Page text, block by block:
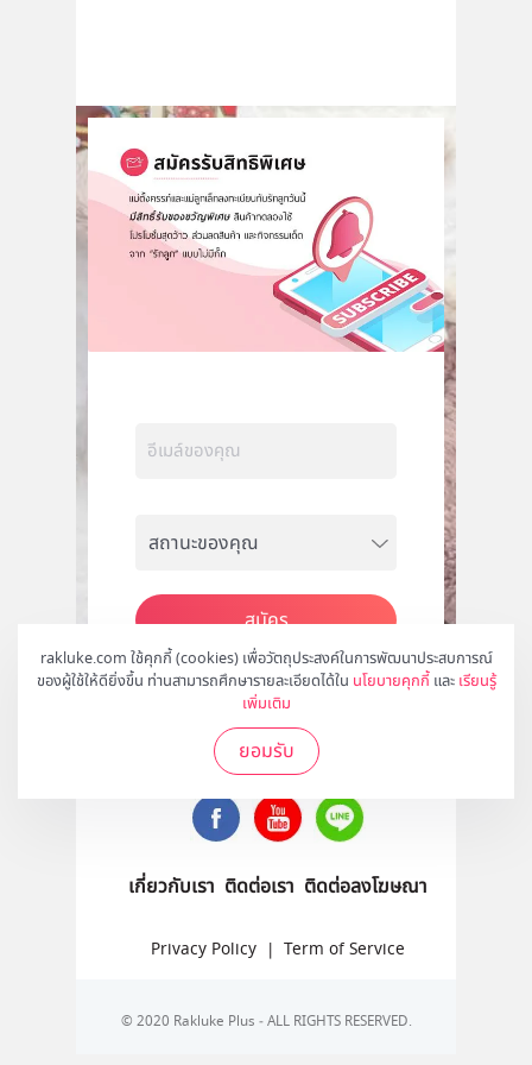
rakluke.com ใช้คุกกี้ (cookies) เพื่อวัตถุประสงค์ในการพัฒนาประสบการณ์
ของผู้ใช้ให้ดียิ่งขึ้น ท่านสามารถศึกษารายละเอียดได้ใน นโยบายคุกกี้ และ เรียนรู้
เพิ่มเติม
ยอมรับ
สมัคร
ติดตามเราได้ที่
เกี่ยวกับเรา ติดต่อเรา ติดต่อลงโฆษณา
Privacy Policy | Term of Service
© 2020 Rakluke Plus - ALL RIGHTS RESERVED.